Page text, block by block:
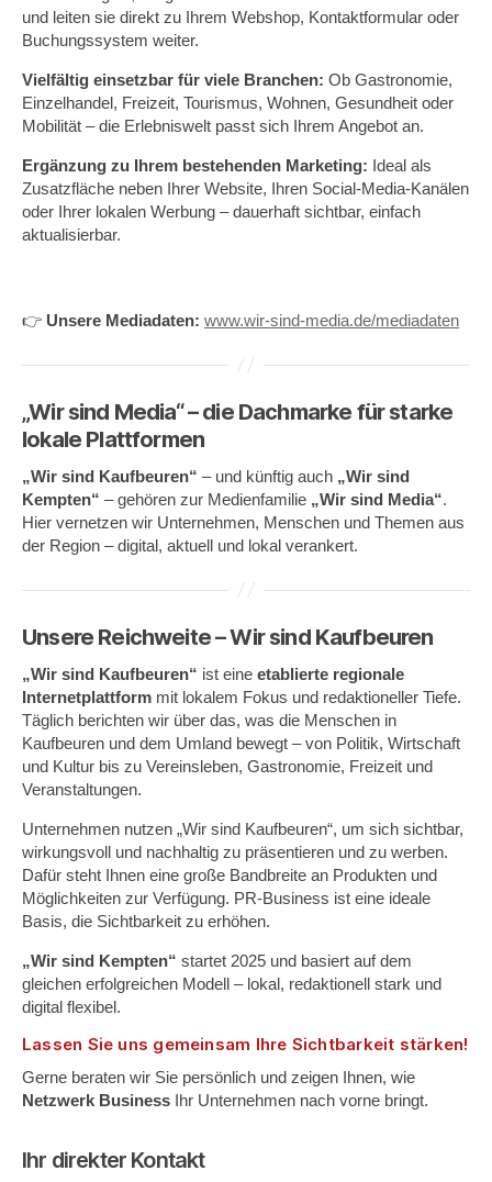
und leiten sie direkt zu Ihrem Webshop, Kontaktformular oder
Buchungssystem weiter.
Vielfältig einsetzbar für viele Branchen: Ob Gastronomie,
Einzelhandel, Freizeit, Tourismus, Wohnen, Gesundheit oder
Mobilität – die Erlebniswelt passt sich Ihrem Angebot an.
Ergänzung zu Ihrem bestehenden Marketing: Ideal als
Zusatzfläche neben Ihrer Website, Ihren Social-Media-Kanälen
oder Ihrer lokalen Werbung – dauerhaft sichtbar, einfach
aktualisierbar.
👉 Unsere Mediadaten: www.wir-sind-media.de/mediadaten
„Wir sind Media“ – die Dachmarke für starke
lokale Plattformen
„Wir sind Kaufbeuren“ – und künftig auch „Wir sind
Kempten“ – gehören zur Medienfamilie „Wir sind Media“.
Hier vernetzen wir Unternehmen, Menschen und Themen aus
der Region – digital, aktuell und lokal verankert.
Unsere Reichweite – Wir sind Kaufbeuren
„Wir sind Kaufbeuren“ ist eine etablierte regionale
Internetplattform mit lokalem Fokus und redaktioneller Tiefe.
Täglich berichten wir über das, was die Menschen in
Kaufbeuren und dem Umland bewegt – von Politik, Wirtschaft
und Kultur bis zu Vereinsleben, Gastronomie, Freizeit und
Veranstaltungen.
Unternehmen nutzen „Wir sind Kaufbeuren“, um sich sichtbar,
wirkungsvoll und nachhaltig zu präsentieren und zu werben.
Dafür steht Ihnen eine große Bandbreite an Produkten und
Möglichkeiten zur Verfügung. PR-Business ist eine ideale
Basis, die Sichtbarkeit zu erhöhen.
„Wir sind Kempten“ startet 2025 und basiert auf dem
gleichen erfolgreichen Modell – lokal, redaktionell stark und
digital flexibel.
Lassen Sie uns gemeinsam Ihre Sichtbarkeit stärken!
Gerne beraten wir Sie persönlich und zeigen Ihnen, wie
Netzwerk Business Ihr Unternehmen nach vorne bringt.
Ihr direkter Kontakt